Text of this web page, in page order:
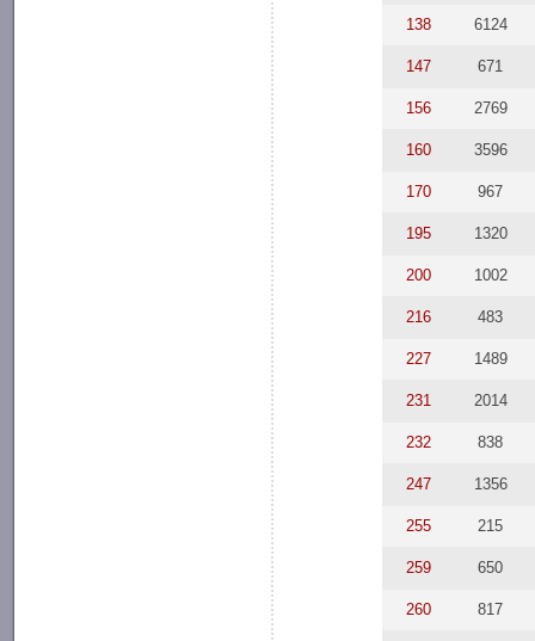
138 6124
147 671
156 2769
160 3596
170 967
195 1320
200 1002
216 483
227 1489
231 2014
232 838
247 1356
255 215
259 650
260 817